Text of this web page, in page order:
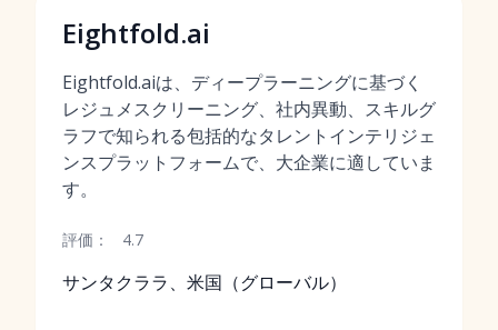
Eightfold.ai
Eightfold.aiは、ディープラーニングに基づく
レジュメスクリーニング、社内異動、スキルグ
ラフで知られる包括的なタレントインテリジェ
ンスプラットフォームで、大企業に適していま
す。
評価： 4.7
サンタクララ、米国（グローバル）